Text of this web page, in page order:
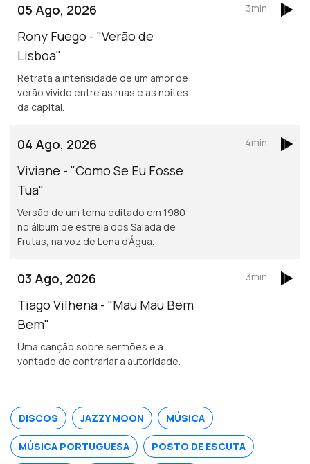
05 Ago, 2026
Rony Fuego - "Verão de
Lisboa"
Retrata a intensidade de um amor de
verão vivido entre as ruas e as noites
da capital.
3min
04 Ago, 2026
Viviane - "Como Se Eu Fosse
Tua"
Versão de um tema editado em 1980
no álbum de estreia dos Salada de
Frutas, na voz de Lena d'Água.
4min
03 Ago, 2026
Tiago Vilhena - "Mau Mau Bem
Bem"
Uma canção sobre sermões e a
vontade de contrariar a autoridade.
3min
DISCOS JAZZY MOON MÚSICA
MÚSICA PORTUGUESA POSTO DE ESCUTA